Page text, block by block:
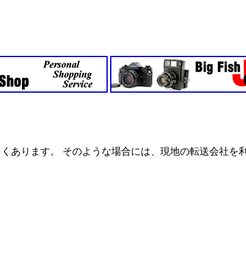
ります。 そのような場合には、現地の転送会社を